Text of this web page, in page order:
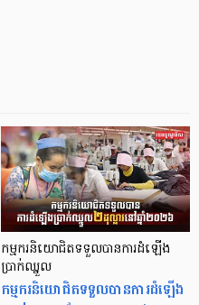
កម្មករនិយោជិតទទួលបានការដំឡើង
ប្រាក់ឈ្នួល
កម្មករនិយោជិតទទួលបានការដំឡើង